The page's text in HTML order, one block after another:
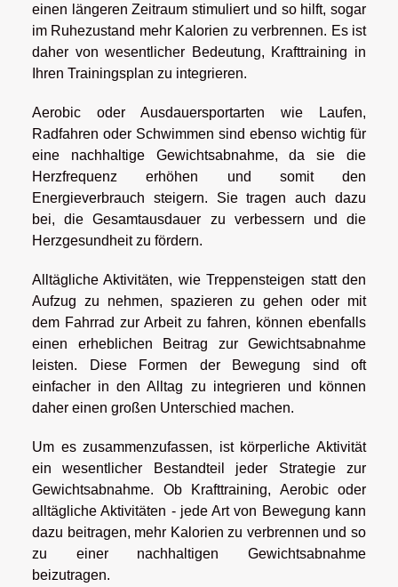
einen längeren Zeitraum stimuliert und so hilft, sogar
im Ruhezustand mehr Kalorien zu verbrennen. Es ist
daher von wesentlicher Bedeutung, Krafttraining in
Ihren Trainingsplan zu integrieren.
Aerobic oder Ausdauersportarten wie Laufen,
Radfahren oder Schwimmen sind ebenso wichtig für
eine nachhaltige Gewichtsabnahme, da sie die
Herzfrequenz erhöhen und somit den
Energieverbrauch steigern. Sie tragen auch dazu
bei, die Gesamtausdauer zu verbessern und die
Herzgesundheit zu fördern.
Alltägliche Aktivitäten, wie Treppensteigen statt den
Aufzug zu nehmen, spazieren zu gehen oder mit
dem Fahrrad zur Arbeit zu fahren, können ebenfalls
einen erheblichen Beitrag zur Gewichtsabnahme
leisten. Diese Formen der Bewegung sind oft
einfacher in den Alltag zu integrieren und können
daher einen großen Unterschied machen.
Um es zusammenzufassen, ist körperliche Aktivität
ein wesentlicher Bestandteil jeder Strategie zur
Gewichtsabnahme. Ob Krafttraining, Aerobic oder
alltägliche Aktivitäten - jede Art von Bewegung kann
dazu beitragen, mehr Kalorien zu verbrennen und so
zu einer nachhaltigen Gewichtsabnahme
beizutragen.